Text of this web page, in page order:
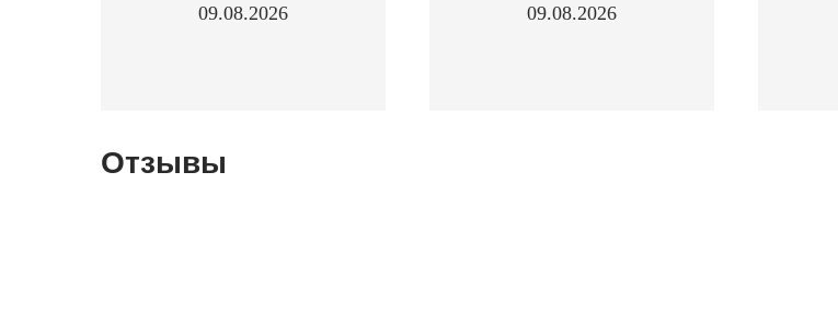
09.08.2026
09.08.2026
Отзывы